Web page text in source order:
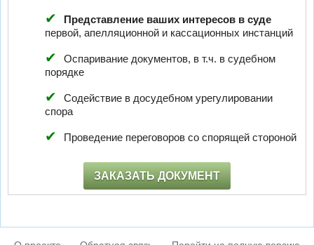
Представление ваших интересов в суде
первой, апелляционной и кассационных инстанций
Оспаривание документов, в т.ч. в судебном
порядке
Содействие в досудебном урегулировании
спора
Проведение переговоров со спорящей стороной
ЗАКАЗАТЬ ДОКУМЕНТ